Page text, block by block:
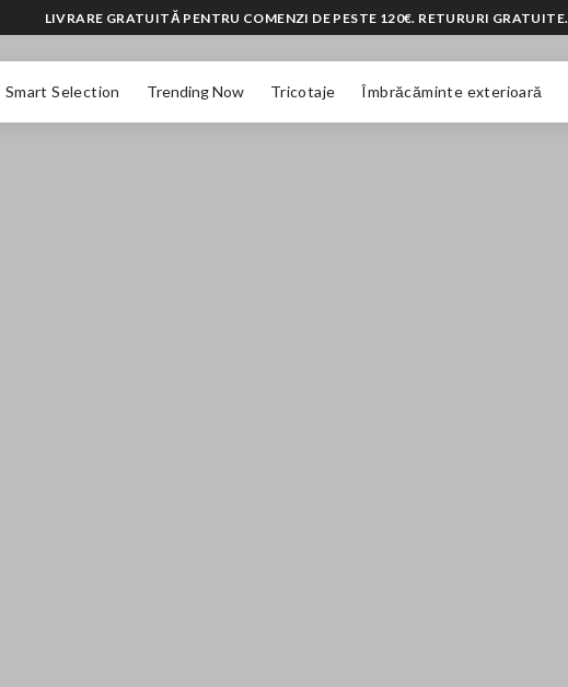
Smart Selection Trending Now Tricotaje Îmbrăcăminte exterioară
LIVRARE GRATUITĂ PENTRU COMENZI DE PESTE 120€. RETURURI GRATUITE.